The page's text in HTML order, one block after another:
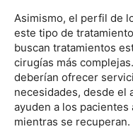
Asimismo, el perfil de
este tipo de
buscan tratamientos
cirugías más
deberían ofrecer
necesidades, desde el
ayuden a los
mientras se recuperan.